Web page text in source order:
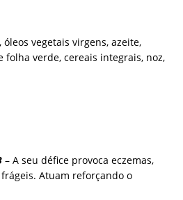
vegetais virgens, azeite,
folha verde, cereais integrais, noz,
– A seu défice provoca eczemas,
Atuam reforçando o